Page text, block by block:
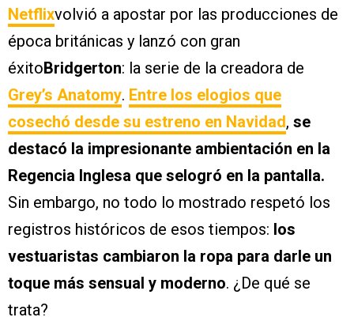
Netflixvolvió a apostar por las producciones de
época británicas y lanzó con gran
éxito Bridgerton: la serie de la creadora de
Grey’s Anatomy. Entre los elogios que
cosechó desde su estreno en Navidad, se
destacó la impresionante ambientación en la
Regencia Inglesa que selogró en la pantalla.
Sin embargo, no todo lo mostrado respetó los
registros históricos de esos tiempos: los
vestuaristas cambiaron la ropa para darle un
toque más sensual y moderno. ¿De qué se
trata?